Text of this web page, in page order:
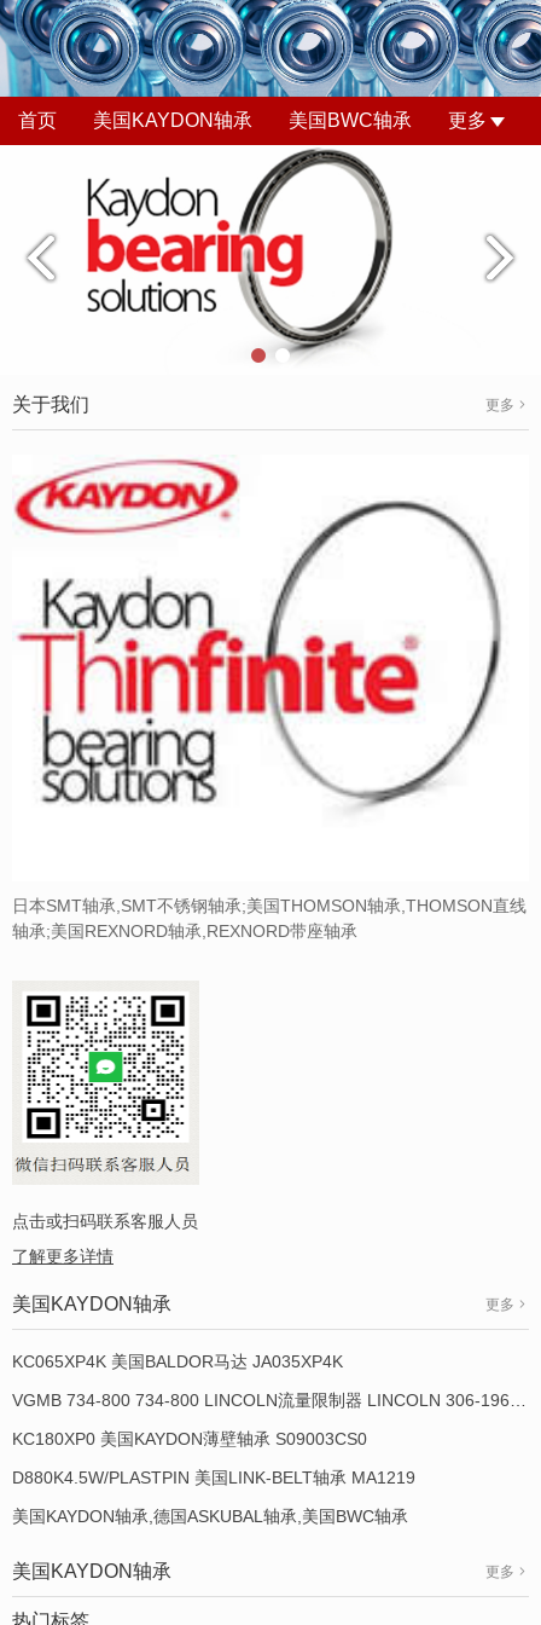
首页 美国KAYDON轴承 美国BWC轴承 更多
关于我们 更多
日本SMT轴承,SMT不锈钢轴承;美国THOMSON轴承,THOMSON直线
轴承;美国REXNORD轴承,REXNORD带座轴承
点击或扫码联系客服人员
了解更多详情
美国KAYDON轴承 更多
KC065XP4K 美国BALDOR马达 JA035XP4K
KC180XP0 美国KAYDON薄壁轴承 S09003CS0
D880K4.5W/PLASTPIN 美国LINK-BELT轴承 MA1219
美国KAYDON轴承,德国ASKUBAL轴承,美国BWC轴承
美国KAYDON轴承 更多
热门标签